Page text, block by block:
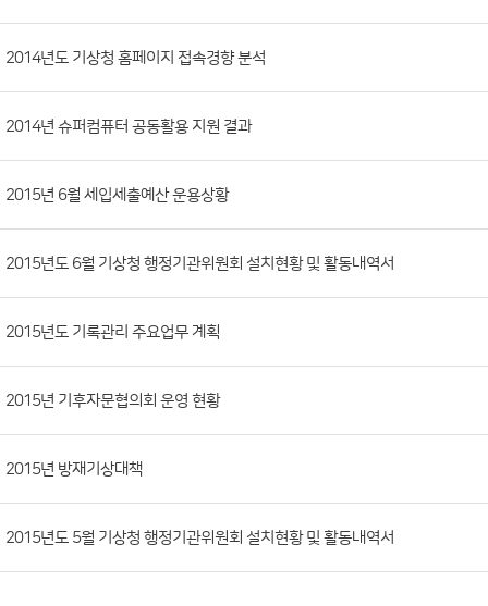
류,
첨
부
일,
조
회
2014년도 기상청 홈페이지 접속경향 분석
2014년 슈퍼컴퓨터 공동활용 지원 결과
2015년 6월 세입세출예산 운용상황
2015년도 6월 기상청 행정기관위원회 설치현황 및 활동내역서
2015년도 기록관리 주요업무 계획
2015년 기후자문협의회 운영 현황
2015년 방재기상대책
2015년도 5월 기상청 행정기관위원회 설치현황 및 활동내역서